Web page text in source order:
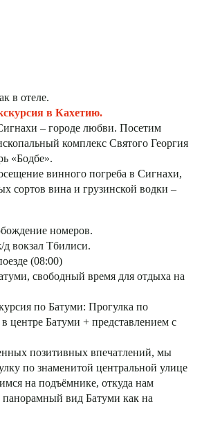
в отеле.
в Кахетию.
– городе любви. Посетим
комплекс Святого Георгия
«Бодбе».
винного погреба в Сигнахи,
сортов вина и грузинской водки –
номеров.
вокзал Тбилиси.
(08:00)
свободный время для отдыха на
по Батуми: Прогулка по
центре Батуми + представлением с
позитивных впечатлений, мы
по знаменитой центральной улице
на подъёмнике, откуда нам
панорамный вид Батуми как на